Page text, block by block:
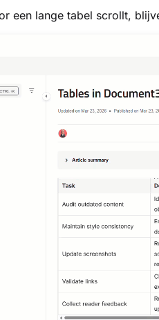
een lange tabel scrollt,